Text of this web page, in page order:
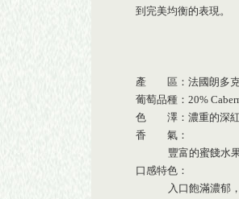
到完美均衡的表現。
產 區：法國朗多
葡萄品種：20%
色 澤：濃重的
香 氣：
豐富的蜜餞水
口感特色：
入口飽滿濃郁